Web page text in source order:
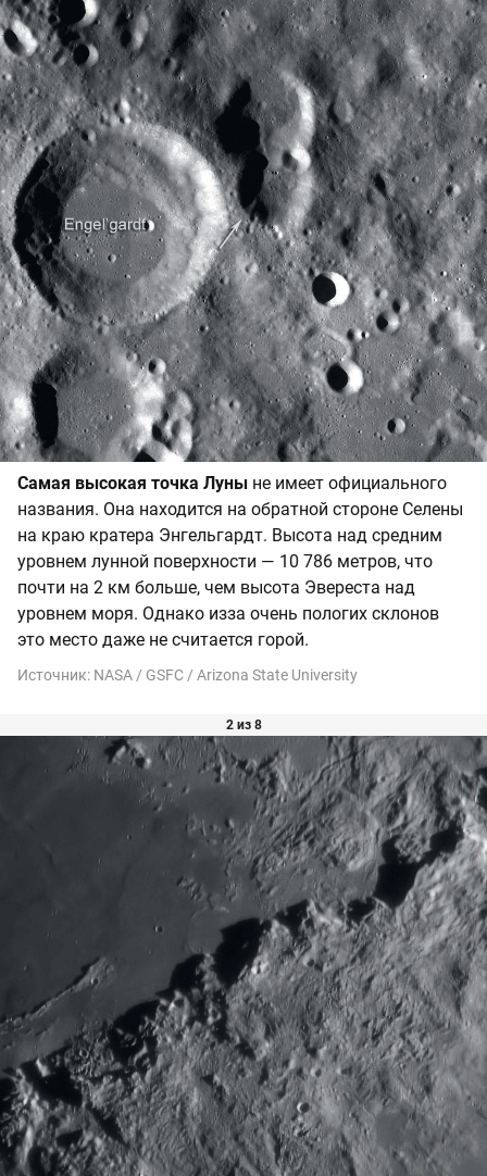
Самая высокая точка Луны не имеет официального
названия. Она находится на обратной стороне Селены
на краю кратера Энгельгардт. Высота над средним
уровнем лунной поверхности — 10 786 метров, что
почти на 2 км больше, чем высота Эвереста над
уровнем моря. Однако изза очень пологих склонов
это место даже не считается горой.
Источник: NASA / GSFC / Arizona State University
2 из 8